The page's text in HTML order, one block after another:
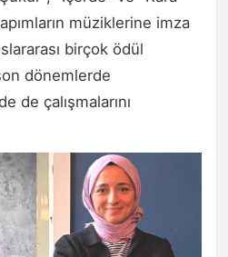
müziklerine imza
birçok ödül
dönemlerde
de çalışmalarını